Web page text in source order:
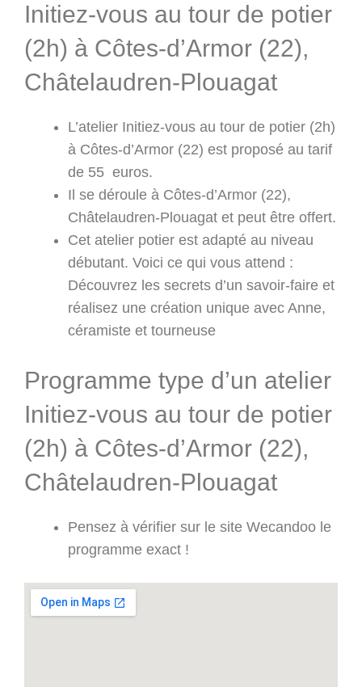
Initiez-vous au tour de potier
(2h) à Côtes-d’Armor (22),
Châtelaudren-Plouagat
L’atelier Initiez-vous au tour de potier (2h)
à Côtes-d’Armor (22) est proposé au tarif
de 55 euros.
Il se déroule à Côtes-d’Armor (22),
Châtelaudren-Plouagat et peut être offert.
Cet atelier potier est adapté au niveau
débutant. Voici ce qui vous attend :
Découvrez les secrets d’un savoir-faire et
réalisez une création unique avec Anne,
céramiste et tourneuse
Programme type d’un atelier
Initiez-vous au tour de potier
(2h) à Côtes-d’Armor (22),
Châtelaudren-Plouagat
Pensez à vérifier sur le site Wecandoo le
programme exact !